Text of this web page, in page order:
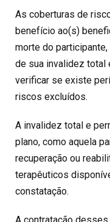
As coberturas de
benefício ao(s)
morte do
de sua invalidez total
verificar se existe
riscos excluídos.
A invalidez total e
plano, como aquela
recuperação ou
terapêuticos
constatação.
A contratação